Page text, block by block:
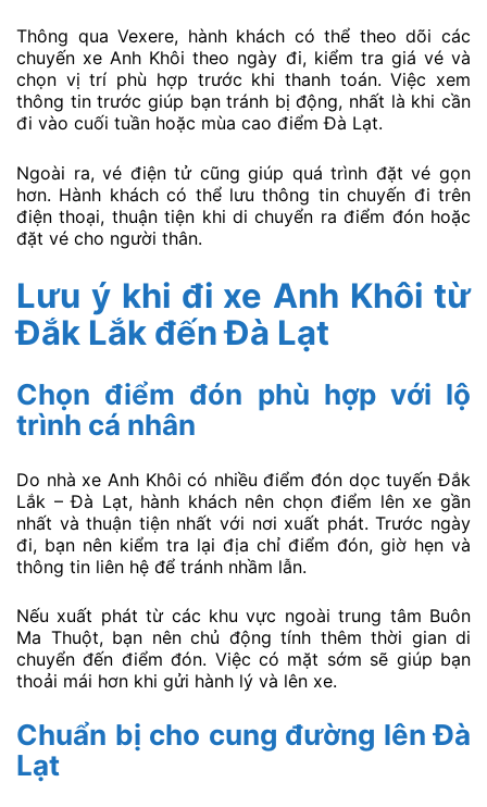
Thông qua Vexere, hành khách có thể theo dõi các
chuyến xe Anh Khôi theo ngày đi, kiểm tra giá vé và
chọn vị trí phù hợp trước khi thanh toán. Việc xem
thông tin trước giúp bạn tránh bị động, nhất là khi cần
đi vào cuối tuần hoặc mùa cao điểm Đà Lạt.
Ngoài ra, vé điện tử cũng giúp quá trình đặt vé gọn
hơn. Hành khách có thể lưu thông tin chuyến đi trên
điện thoại, thuận tiện khi di chuyển ra điểm đón hoặc
đặt vé cho người thân.
Lưu ý khi đi xe Anh Khôi từ
Đắk Lắk đến Đà Lạt
Chọn điểm đón phù hợp với lộ
trình cá nhân
Do nhà xe Anh Khôi có nhiều điểm đón dọc tuyến Đắk
Lắk – Đà Lạt, hành khách nên chọn điểm lên xe gần
nhất và thuận tiện nhất với nơi xuất phát. Trước ngày
đi, bạn nên kiểm tra lại địa chỉ điểm đón, giờ hẹn và
thông tin liên hệ để tránh nhầm lẫn.
Nếu xuất phát từ các khu vực ngoài trung tâm Buôn
Ma Thuột, bạn nên chủ động tính thêm thời gian di
chuyển đến điểm đón. Việc có mặt sớm sẽ giúp bạn
thoải mái hơn khi gửi hành lý và lên xe.
Chuẩn bị cho cung đường lên Đà
Lạt